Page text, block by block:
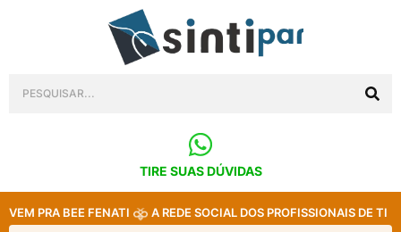
TIRE SUAS DÚVIDAS
VEM PRA BEE FENATI A REDE SOCIAL DOS PROFISSIONAIS DE TI